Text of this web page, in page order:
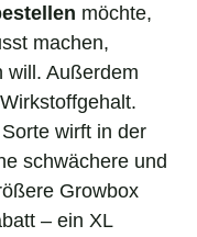
möchte,
machen,
will. Außerdem
wirft in der
schwächere und
Growbox
– ein XL